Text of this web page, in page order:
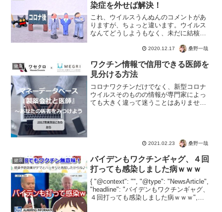
染症を外せば解決！
これ、ウイルスうんぬんのコメントがあ
りますが、ちょっと違います。ウイルス
なんてどうしようもなく、未だに結核や
致死率が高い結核、死者数が多いインフ
って無いですよね？それは...
2020.12.17 桑野一哉
健康
ワクチン情報で信用できる医師を
見分ける方法
コロナワクチンだけでなく、新型コロナ
ウイルスそのものの情報が専門家によっ
ても大きく違って迷うことはありません
2021.02.23 桑野一哉
健康
バイデンもワクチンギャグ、４回
打っても感染しました病ｗｗｗ
{ "@context": "", "@type": "NewsArticle",
"headline": "バイデンもワクチンギャグ、
４回打っても感染しました病ｗｗｗ",